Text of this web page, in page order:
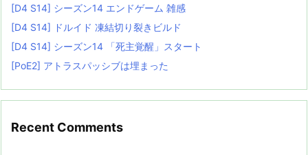
[D4 S14] シーズン14 エンドゲーム 雑感
[D4 S14] ドルイド 凍結切り裂きビルド
[D4 S14] シーズン14 「死主覚醒」スタート
[PoE2] アトラスパッシブは埋まった
Recent Comments